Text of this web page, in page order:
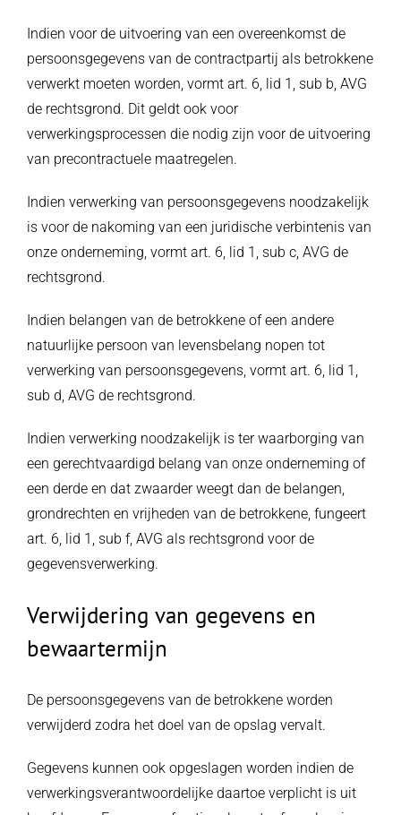
Indien voor de uitvoering van een overeenkomst de
persoonsgegevens van de contractpartij als betrokkene
verwerkt moeten worden, vormt art. 6, lid 1, sub b, AVG
de rechtsgrond. Dit geldt ook voor
verwerkingsprocessen die nodig zijn voor de uitvoering
van precontractuele maatregelen.
Indien verwerking van persoonsgegevens noodzakelijk
is voor de nakoming van een juridische verbintenis van
onze onderneming, vormt art. 6, lid 1, sub c, AVG de
rechtsgrond.
Indien belangen van de betrokkene of een andere
natuurlijke persoon van levensbelang nopen tot
verwerking van persoonsgegevens, vormt art. 6, lid 1,
sub d, AVG de rechtsgrond.
Indien verwerking noodzakelijk is ter waarborging van
een gerechtvaardigd belang van onze onderneming of
een derde en dat zwaarder weegt dan de belangen,
grondrechten en vrijheden van de betrokkene, fungeert
art. 6, lid 1, sub f, AVG als rechtsgrond voor de
gegevensverwerking.
Verwijdering van gegevens en
bewaartermijn
De persoonsgegevens van de betrokkene worden
verwijderd zodra het doel van de opslag vervalt.
Gegevens kunnen ook opgeslagen worden indien de
verwerkingsverantwoordelijke daartoe verplicht is uit